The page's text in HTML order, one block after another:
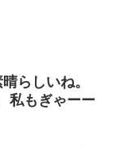
らしいね。
私もぎゃーー